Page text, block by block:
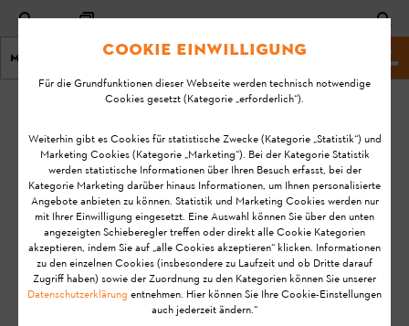
Menu STIHL Webseite
Gehölzschneider
Häufige Fragen zu
Gehölzschneidern
Willkommen bei den häufig gestellten Fragen (FAQs)
zu STIHL Gehölzschneidern (GTA).
Cookie Einwilligung
Für die Grundfunktionen dieser Webseite werden technisch notwendige
Cookies gesetzt (Kategorie „erforderlich“).
Weiterhin gibt es Cookies für statistische Zwecke (Kategorie „Statistik“) und
Marketing Cookies (Kategorie „Marketing“). Bei der Kategorie Statistik
werden statistische Informationen über Ihren Besuch erfasst, bei der
Kategorie Marketing darüber hinaus Informationen, um Ihnen personalisierte
Angebote anbieten zu können. Statistik und Marketing Cookies werden nur
mit Ihrer Einwilligung eingesetzt. Eine Auswahl können Sie über den unten
angezeigten Schieberegler treffen oder direkt alle Cookie Kategorien
akzeptieren, indem Sie auf „alle Cookies akzeptieren“ klicken. Informationen
zu den einzelnen Cookies (insbesondere zu Laufzeit und ob Dritte darauf
Zugriff haben) sowie der Zuordnung zu den Kategorien können Sie unserer
Datenschutzerklärung entnehmen. Hier können Sie Ihre Cookie-Einstellungen
auch jederzeit ändern.“